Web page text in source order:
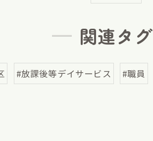
関連タグ
#放課後等デイサービス #職員